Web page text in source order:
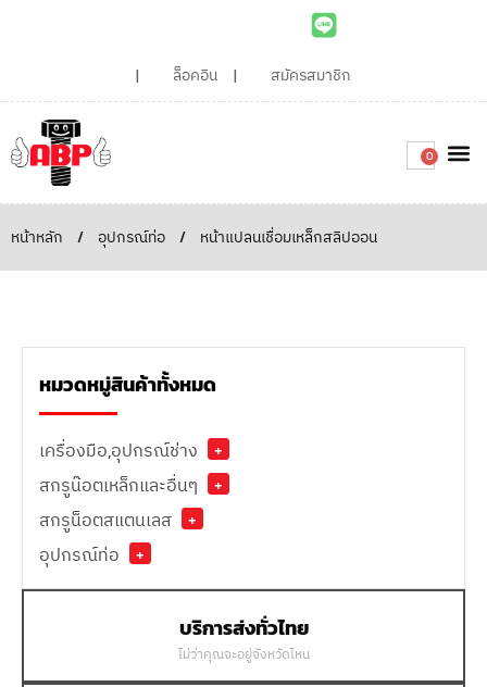
ล็อคอิน สมัครสมาชิก
0
หน้าหลัก / อุปกรณ์ท่อ / หน้าแปลนเชื่อมเหล็กสลิปออน
หมวดหมู่สินค้าทั้งหมด
เครื่องมือ,อุปกรณ์ช่าง
+
สกรูน๊อตเหล็กและอื่นๆ
+
สกรูน็อตสแตนเลส
+
อุปกรณ์ท่อ
+
บริการส่งทั่วไทย
ไม่ว่าคุณจะอยู่จังหวัดไหน